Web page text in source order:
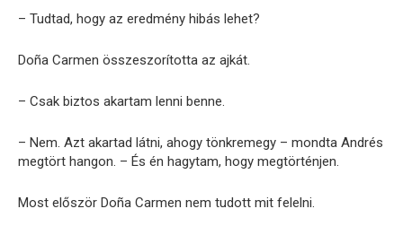
– Tudtad, hogy az eredmény hibás lehet?
Doña Carmen összeszorította az ajkát.
– Csak biztos akartam lenni benne.
– Nem. Azt akartad látni, ahogy tönkremegy – mondta Andrés
megtört hangon. – És én hagytam, hogy megtörténjen.
Most először Doña Carmen nem tudott mit felelni.